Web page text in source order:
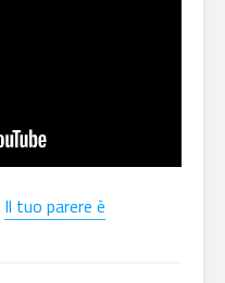
Il tuo parere è